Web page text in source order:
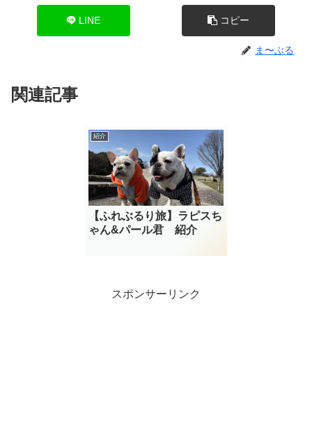
LINE コピー
ま〜ぶる
関連記事
紹介
【ふれぶるり旅】ラピスち
ゃん&パール君 紹介
スポンサーリンク